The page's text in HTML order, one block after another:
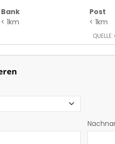
Bank
< 1km
Post
< 1km